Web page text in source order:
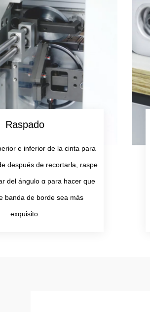
Raspado
e inferior de la cinta para
después de recortarla, raspe
del ángulo α para hacer que
banda de borde sea más
exquisito.